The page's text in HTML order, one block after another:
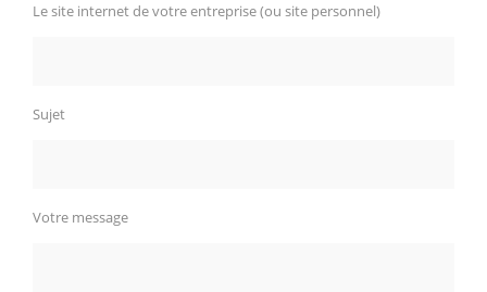
Le site internet de votre entreprise (ou site personnel)
Sujet
Votre message